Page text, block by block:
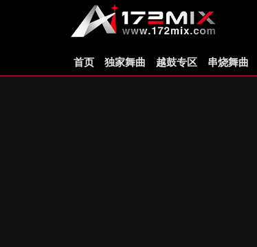
首页 独家舞曲 越鼓专区 串烧舞曲